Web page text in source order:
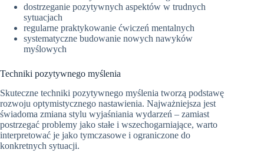
dostrzeganie pozytywnych aspektów w trudnych
sytuacjach
regularne praktykowanie ćwiczeń mentalnych
systematyczne budowanie nowych nawyków
myślowych
Techniki pozytywnego myślenia
Skuteczne techniki pozytywnego myślenia tworzą podstawę
rozwoju optymistycznego nastawienia. Najważniejsza jest
świadoma zmiana stylu wyjaśniania wydarzeń – zamiast
postrzegać problemy jako stałe i wszechogarniające, warto
interpretować je jako tymczasowe i ograniczone do
konkretnych sytuacji.